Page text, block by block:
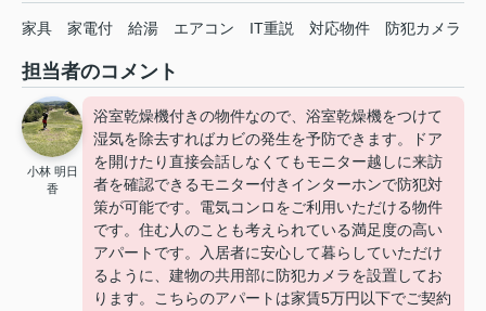
家具 家電付 給湯 エアコン IT重説 対応物件 防犯カメラ
担当者のコメント
小林 明日
香
浴室乾燥機付きの物件なので、浴室乾燥機をつけて
湿気を除去すればカビの発生を予防できます。ドア
を開けたり直接会話しなくてもモニター越しに来訪
者を確認できるモニター付きインターホンで防犯対
策が可能です。電気コンロをご利用いただける物件
です。住む人のことも考えられている満足度の高い
アパートです。入居者に安心して暮らしていただけ
るように、建物の共用部に防犯カメラを設置してお
ります。こちらのアパートは家賃5万円以下でご契約